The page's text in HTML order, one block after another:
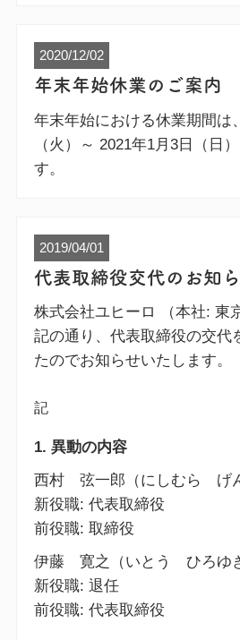
2020/12/02
年末年始休業のご案内
年末年始における休業期間は
（火）～ 2021年1月3日（日
す。
2019/04/01
代表取締役交代のお知
株式会社ユヒーロ （本社: 東
記の通り、代表取締役の交代
たのでお知らせいたします。
記
1. 異動の内容
西村 弦一郎（にしむら げん
新役職: 代表取締役
前役職: 取締役
伊藤 寛之（いとう ひろゆ
新役職: 退任
前役職: 代表取締役